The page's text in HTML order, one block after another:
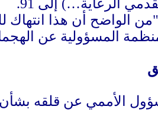
الرعاية…) إلى 91.
الواضح أن هذا انتهاك
المسؤولية عن
الأممي عن قلقه